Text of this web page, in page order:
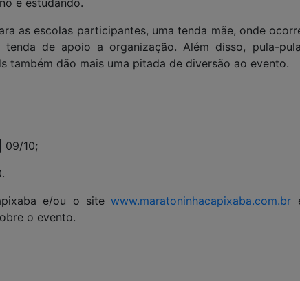
as escolas participantes, uma tenda mãe, onde
de apoio a organização. Além disso, pula-
também dão mais uma pitada de diversão ao evento.
09/10;
e/ou o sitewww.maratoninhacapixaba.com.br
o evento.